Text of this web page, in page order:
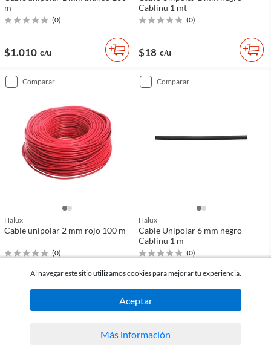
m
(0)
$1.010 c/u
Cablinu 1 mt
(0)
$18 c/u
comparar
Halux
Cable unipolar 2 mm rojo 100 m
(0)
comparar
Halux
Cable Unipolar 6 mm negro
Cablinu 1 m
(0)
Al navegar este sitio utilizamos cookies para mejorar tu experiencia.
Aceptar
Más información